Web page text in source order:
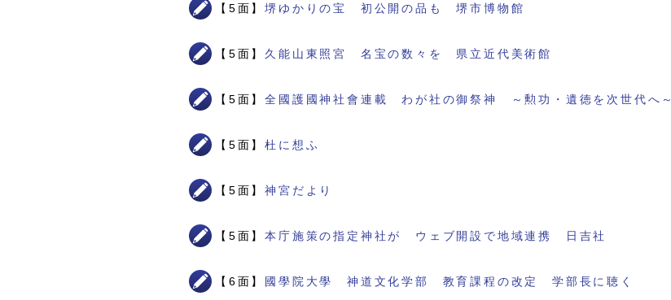
【5面】堺ゆかりの宝 初公開の品も 堺市博物館
【5面】 久能山東照宮 名宝の数々を 県立近代美術館
【5面】全國護國神社會連載 わが社の御祭神 ～勲功・遺徳を次世代へ～
【5面】杜に想ふ
【5面】神宮だより
【5面】本庁施策の指定神社が ウェブ開設で地域連携 日吉社
【6面】 國學院大學 神道文化学部 教育課程の改定 学部長に聴く